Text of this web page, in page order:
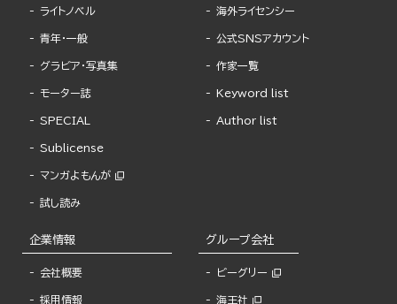
ライトノベル
青年・一般
グラビア・写真集
モーター誌
SPECIAL
Sublicense
マンガよもんが
試し読み
海外ライセンシー
公式SNSアカウント
作家一覧
Keyword list
Author list
企業情報
会社概要
採用情報
グループ会社
ビーグリー
海王社